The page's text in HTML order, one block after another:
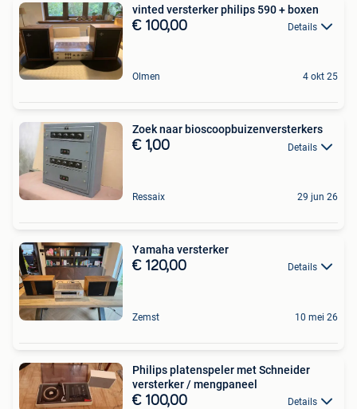
vinted versterker philips 590 + boxen
€ 100,00 Details
Olmen 4 okt 25
Zoek naar bioscoopbuizenversterkers
€ 1,00 Details
Ressaix 29 jun 26
Yamaha versterker
€ 120,00 Details
Zemst 10 mei 26
Philips platenspeler met Schneider
versterker / mengpaneel
€ 100,00 Details